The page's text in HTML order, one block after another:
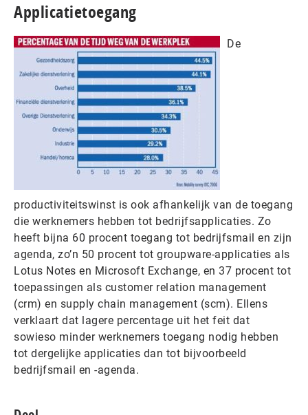
Applicatietoegang
De
productiviteitswinst is ook afhankelijk van de toegang
die werknemers hebben tot bedrijfsapplicaties. Zo
heeft bijna 60 procent toegang tot bedrijfsmail en zijn
agenda, zo’n 50 procent tot groupware-applicaties als
Lotus Notes en Microsoft Exchange, en 37 procent tot
toepassingen als customer relation management
(crm) en supply chain management (scm). Ellens
verklaart dat lagere percentage uit het feit dat
sowieso minder werknemers toegang nodig hebben
tot dergelijke applicaties dan tot bijvoorbeeld
bedrijfsmail en -agenda.